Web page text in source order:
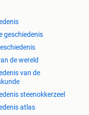
geschiedenis
de wereld
van de
steenokkerzeel
atlas